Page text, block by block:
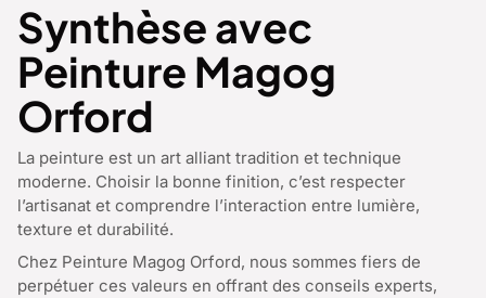
Synthèse avec
Peinture Magog
Orford
La peinture est un art alliant tradition et technique
moderne. Choisir la bonne finition, c’est respecter
l’artisanat et comprendre l’interaction entre lumière,
texture et durabilité.
Chez Peinture Magog Orford, nous sommes fiers de
perpétuer ces valeurs en offrant des conseils experts,